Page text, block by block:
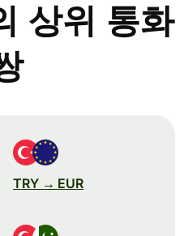
상위 통화
TRY → EUR